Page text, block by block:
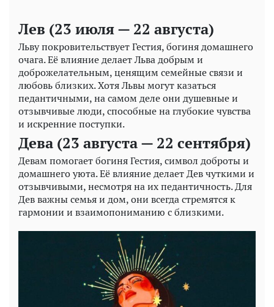
Лев (23 июля — 22 августа)
Льву покровительствует Гестия, богиня домашнего
очага. Её влияние делает Льва добрым и
доброжелательным, ценящим семейные связи и
любовь близких. Хотя Львы могут казаться
педантичными, на самом деле они душевные и
отзывчивые люди, способные на глубокие чувства
и искренние поступки.
Дева (23 августа — 22 сентября)
Девам помогает богиня Гестия, символ доброты и
домашнего уюта. Её влияние делает Дев чуткими и
отзывчивыми, несмотря на их педантичность. Для
Дев важны семья и дом, они всегда стремятся к
гармонии и взаимопониманию с близкими.